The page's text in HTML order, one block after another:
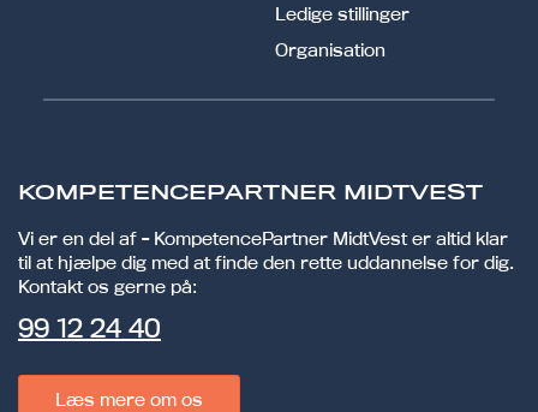
Ledige stillinger
Organisation
KOMPETENCEPARTNER MIDTVEST
Vi er en del af - KompetencePartner MidtVest er altid klar
til at hjælpe dig med at finde den rette uddannelse for dig.
Kontakt os gerne på:
99 12 24 40
Læs mere om os